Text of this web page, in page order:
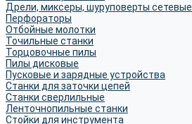
Дрели, миксеры, шуруповерты сетевые
Перфораторы
Отбойные молотки
Точильные станки
Торцовочные пилы
Пилы дисковые
Пусковые и зарядные устройства
Станки для заточки цепей
Станки сверлильные
Ленточнопильные станки
Стойки для инструмента